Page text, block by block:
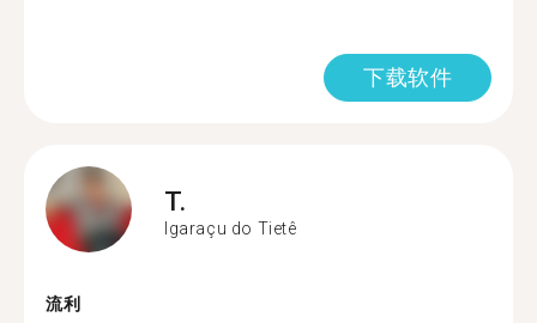
下载软件
T.
Igaraçu do Tietê
流利